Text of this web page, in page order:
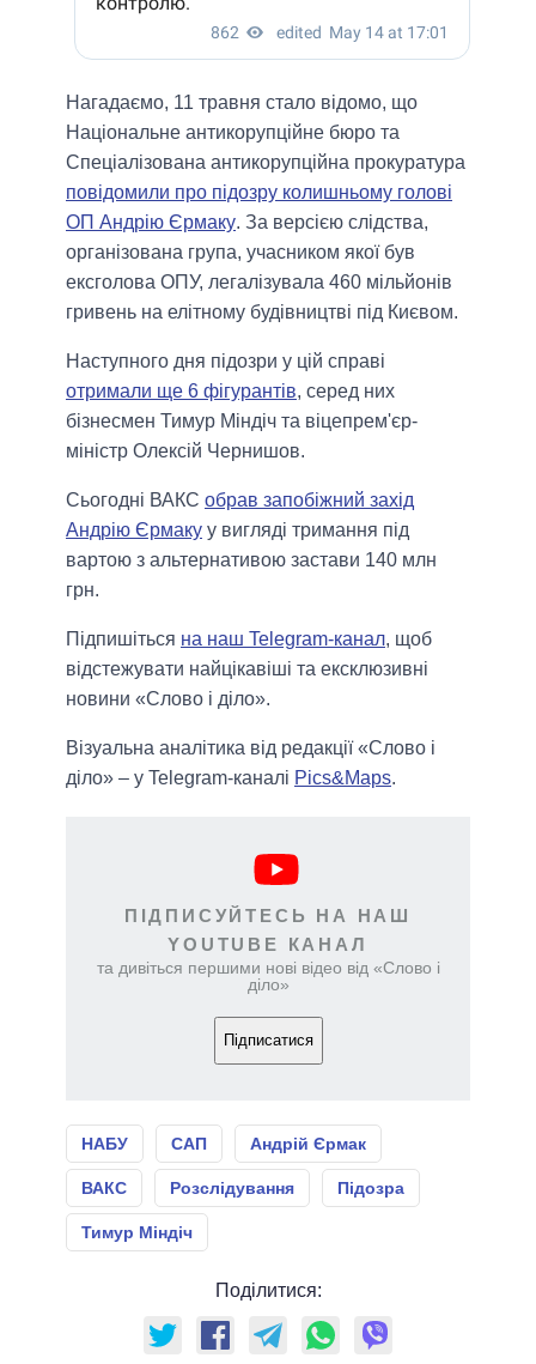
Нагадаємо, 11 травня стало відомо, що
Національне антикорупційне бюро та
Спеціалізована антикорупційна прокуратура
повідомили про підозру колишньому голові
ОП Андрію Єрмаку. За версією слідства,
організована група, учасником якої був
ексголова ОПУ, легалізувала 460 мільйонів
гривень на елітному будівництві під Києвом.
Наступного дня підозри у цій справі
отримали ще 6 фігурантів, серед них
бізнесмен Тимур Міндіч та віцепрем'єр-
міністр Олексій Чернишов.
Сьогодні ВАКС обрав запобіжний захід
Андрію Єрмаку у вигляді тримання під
вартою з альтернативою застави 140 млн
грн.
Підпишіться на наш Telegram-канал, щоб
відстежувати найцікавіші та ексклюзивні
новини «Слово і діло».
Візуальна аналітика від редакції «Слово і
діло» – у Telegram-каналі Pics&Maps.
ПІДПИСУЙТЕСЬ НА НАШ
YOUTUBE КАНАЛ
та дивіться першими нові відео від «Слово і
діло»
Підписатися
НАБУ САП Андрій Єрмак
ВАКС Розслідування Підозра
Тимур Міндіч
Поділитися: